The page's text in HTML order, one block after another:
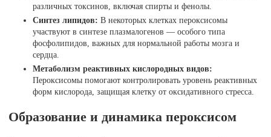
различных токсинов, включая спирты и фенолы.
Синтез липидов: В некоторых клетках пероксисомы
участвуют в синтезе плазмалогенов — особого типа
фосфолипидов, важных для нормальной работы мозга и
сердца.
Метаболизм реактивных кислородных видов:
Пероксисомы помогают контролировать уровень реактивных
форм кислорода, защищая клетку от оксидативного стресса.
Образование и динамика пероксисом